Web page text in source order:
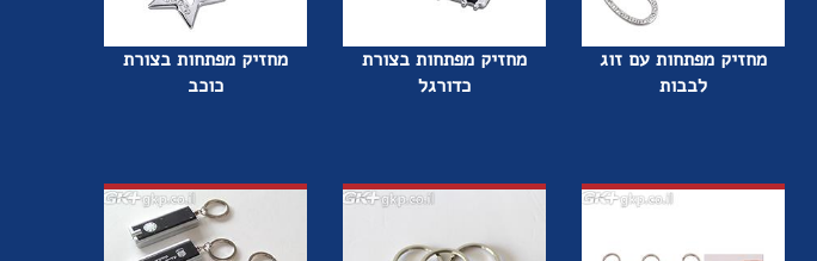
מחזיק מפתחות עם זוג
לבבות
מחזיק מפתחות בצורת
כדורגל
מחזיק מפתחות בצורת
כוכב